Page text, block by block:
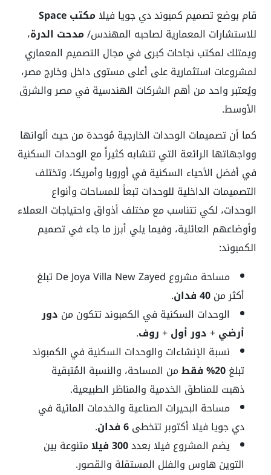
قام بوضع تصميم كمبوند دي جويا فيلامكتب Space
للاستشارات المعمارية لصاحبه المهندس/مدحت الدرة،
ويمتلك لمكتب نجاحات كبرى في مجال التصميم المعماري
لمشروعات استثمارية على أعلى مستوى داخل وخارج مصر،
ويُعتبر واحد من أهم الشركات الهندسية في مصر والشرق
الأوسط.
كما أن تصميمات الوحدات الخارجية مُوحدة من حيث ألوانها
وواجهاتها الرائعة التي تتشابه كثيراً مع الوحدات السكنية
في أفضل الأحياء السكنية في أوروبا وأمريكا، وتختلف
التصميمات الداخلية للوحدات تبعاً للمساحات وأنواع
الوحدات، لكي تتناسب مع مختلف أذواق واحتياجات العملاء
وأوضاعهم العائلية، وفيما يلي أبرز ما جاء في تصميم
الكمبوند:
مساحة مشروع De Joya Villa New Zayed تبلغ
أكثر من40 فدان
.
الوحدات السكنية في الكمبوند تتكون من دور
أرضي+دور أول+روف.
نسبة الإنشاءات والوحدات السكنية في الكمبوند
تبلغ20% فقط
من المساحة، والنسبة المُتبقية
ذهبت للمناطق الخدمية والمناظر الطبيعية.
مساحة البحيرات الصناعية والخدمات المائية في
دي جويا فيلا أكتوبر تتخطى6 فدان
.
يضم المشروع فيلا بعدد
متنوعة بين
التوين هاوس والفلل المستقلة والقصور.